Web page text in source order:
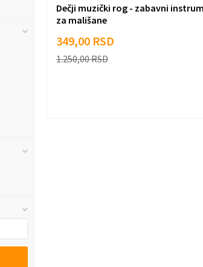
Dečji muzički rog - zabavni
za mališane
349,00 RSD
1.250,00RSD